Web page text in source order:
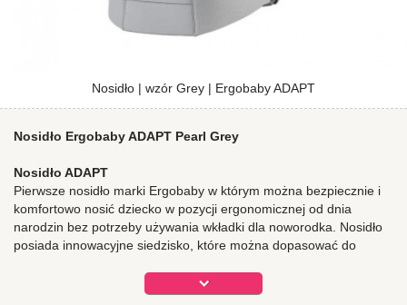
Nosidło | wzór Grey | Ergobaby ADAPT
Nosidło Ergobaby ADAPT Pearl Grey
Nosidło ADAPT
Pierwsze nosidło marki Ergobaby w którym można bezpiecznie i
komfortowo nosić dziecko w pozycji ergonomicznej od dnia
narodzin bez potrzeby używania wkładki dla noworodka. Nosidło
posiada innowacyjne siedzisko, które można dopasować do
o wadze od 3,2 kg do 20 kg. Mocno wypełnione, miękkie,
krzyżujące się pasy naramienne oraz pas biodrowy wspierający